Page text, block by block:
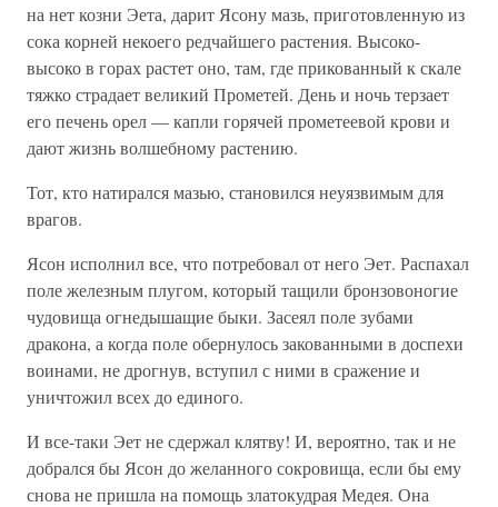
на нет козни Эета, дарит Ясону мазь, приготовленную из
сока корней некоего редчайшего растения. Высоко-
высоко в горах растет оно, там, где прикованный к скале
тяжко страдает великий Прометей. День и ночь терзает
его печень орел — капли горячей прометеевой крови и
дают жизнь волшебному растению.
Тот, кто натирался мазью, становился неуязвимым для
врагов.
Ясон исполнил все, что потребовал от него Эет. Распахал
поле железным плугом, который тащили бронзовоногие
чудовища огнедышащие быки. Засеял поле зубами
дракона, а когда поле обернулось закованными в доспехи
воинами, не дрогнув, вступил с ними в сражение и
уничтожил всех до единого.
И все-таки Эет не сдержал клятву! И, вероятно, так и не
добрался бы Ясон до желанного сокровища, если бы ему
снова не пришла на помощь златокудрая Медея. Она